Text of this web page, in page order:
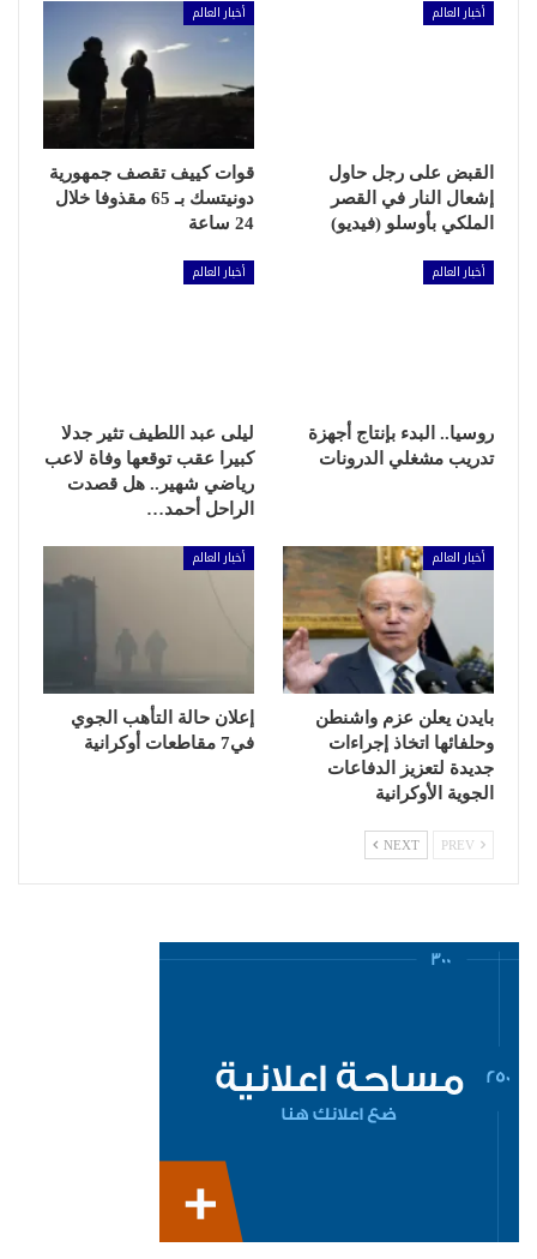
أخبار العالم
القبض على رجل حاول
إشعال النار في القصر
الملكي بأوسلو (فيديو)
أخبار العالم
قوات كييف تقصف جمهورية
دونيتسك بـ 65 مقذوفا خلال
24 ساعة
أخبار العالم
روسيا.. البدء بإنتاج أجهزة
تدريب مشغلي الدرونات
أخبار العالم
ليلى عبد اللطيف تثير جدلا
كبيرا عقب توقعها وفاة لاعب
رياضي شهير.. هل قصدت
الراحل أحمد…
أخبار العالم
بايدن يعلن عزم واشنطن
وحلفائها اتخاذ إجراءات
جديدة لتعزيز الدفاعات
الجوية الأوكرانية
أخبار العالم
إعلان حالة التأهب الجوي
في7 مقاطعات أوكرانية
NEXT